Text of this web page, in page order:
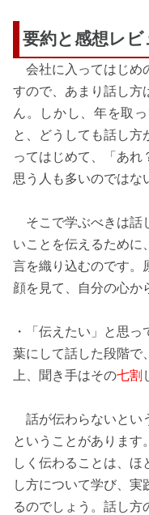
要約と感想レビ
会社に入ってはじめ
すので、あまり話し方
ん。しかし、年を取
と、どうしても話し方
ってはじめて、「あれ
思う人も多いのではな
そこで学ぶべきは話
いことを伝えるために
言を織り込むのです。
顔を見て、自分の心か
・「伝えたい」と思
葉にして話した段階で
上、聞き手はその七割
話が伝わらないとい
ということがあります
しく伝わることは、
し方について学び、
るのでしょう。話し方